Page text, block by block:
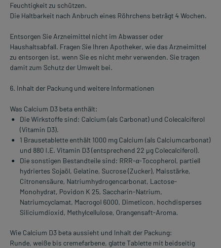
Feuchtigkeit zu schützen.
Die Haltbarkeit nach Anbruch eines Röhrchens beträgt 4 Wochen.
Entsorgen Sie Arzneimittel nicht im Abwasser oder
Haushaltsabfall. Fragen Sie Ihren Apotheker, wie das Arzneimittel
zu entsorgen ist, wenn Sie es nicht mehr verwenden. Sie tragen
damit zum Schutz der Umwelt bei.
6. Inhalt der Packung und weitere Informationen
Was Calcium D3 beta enthält:
Die Wirkstoffe sind: Calcium (als Carbonat) und Colecalciferol
(Vitamin D3).
1 Brausetablette enthält 1000 mg Calcium (als Calciumcarbonat)
und 880 I.E. Vitamin D3 (entsprechend 22 µg Colecalciferol).
Die sonstigen Bestandteile sind: RRR-α-Tocopherol, partiell
hydriertes Sojaöl, Gelatine, Sucrose (Zucker), Maisstärke,
Citronensäure, Natriumhydrogencarbonat, Lactose-
Monohydrat, Povidon K 25, Saccharin-Natrium,
Natriumcyclamat, Macrogol 6000, Dimeticon, hochdisperses
Siliciumdioxid, Methylcellulose, Orangensaft-Aroma.
Wie Calcium D3 beta aussieht und Inhalt der Packung:
Runde, weiße bis cremefarbene, glatte Tablette mit beidseitig